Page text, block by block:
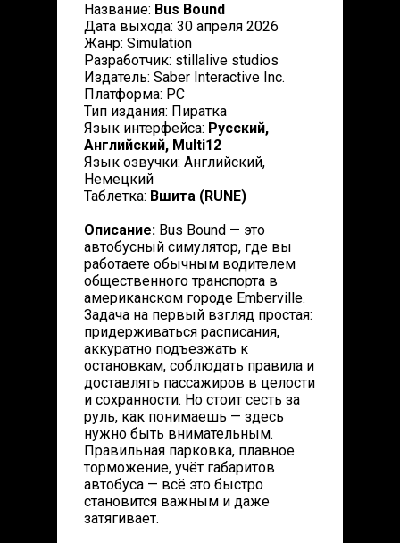
Название: Bus Bound
Дата выхода: 30 апреля 2026
Жанр: Simulation
Разработчик: stillalive studios
Издатель: Saber Interactive Inc.
Платформа: PC
Тип издания: Пиратка
Язык интерфейса: Русский,
Английский, Multi12
Язык озвучки: Английский,
Немецкий
Таблетка: Вшита (RUNE)
Описание: Bus Bound — это
автобусный симулятор, где вы
работаете обычным водителем
общественного транспорта в
американском городе Emberville.
Задача на первый взгляд простая:
придерживаться расписания,
аккуратно подъезжать к
остановкам, соблюдать правила и
доставлять пассажиров в целости
и сохранности. Но стоит сесть за
руль, как понимаешь — здесь
нужно быть внимательным.
Правильная парковка, плавное
торможение, учёт габаритов
автобуса — всё это быстро
становится важным и даже
затягивает.